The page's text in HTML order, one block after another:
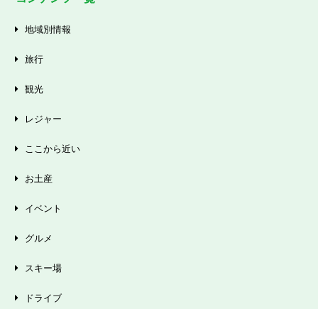
地域別情報
旅行
観光
レジャー
ここから近い
お土産
イベント
グルメ
スキー場
ドライブ